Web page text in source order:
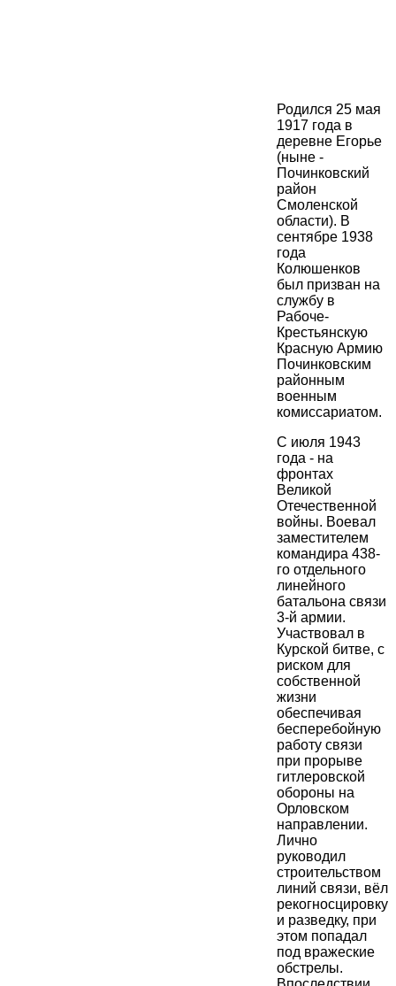
Родился 25 мая
1917 года в
деревне Егорье
(ныне -
Починковский
район
Смоленской
области). В
сентябре 1938
года
Колюшенков
был призван на
службу в
Рабоче-
Крестьянскую
Красную Армию
Починковским
районным
военным
комиссариатом.
С июля 1943
года - на
фронтах
Великой
Отечественной
войны. Воевал
заместителем
командира 438-
го отдельного
линейного
батальона связи
3-й армии.
Участвовал в
Курской битве, с
риском для
собственной
жизни
обеспечивая
бесперебойную
работу связи
при прорыве
гитлеровской
обороны на
Орловском
направлении.
Лично
руководил
строительством
линий связи, вёл
рекогносцировку
и разведку, при
этом попадал
под вражеские
обстрелы.